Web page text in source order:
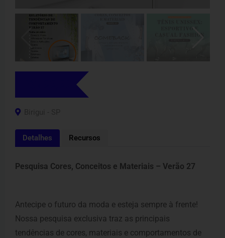
Detalhes Recursos
Pesquisa Cores, Conceitos e Materiais – Verão 27
Antecipe o futuro da moda e esteja sempre à frente!
Nossa pesquisa exclusiva traz as principais
tendências de cores, materiais e comportamentos de